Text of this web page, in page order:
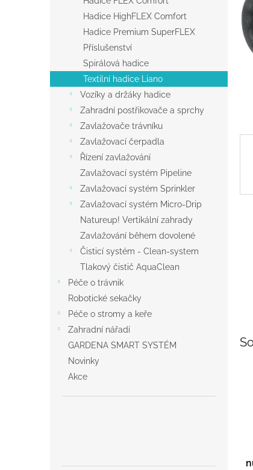
Hadice HighFLEX Comfort
Hadice Premium SuperFLEX
Příslušenství
Spirálová hadice
Textilní hadice Liano
Vozíky a držáky hadice
Zahradní postřikovače a sprchy
Zavlažovače trávníku
Zavlažovací čerpadla
Řízení zavlažování
Zavlažovací systém Pipeline
Zavlažovací systém Sprinkler
Zavlažovací systém Micro-Drip
Natureup! Vertikální zahrady
Zavlažování během dovolené
Čisticí systém - Clean-system
Tlakový čistič AquaClean
Péče o trávnik
Robotické sekačky
Péče o stromy a keře
Zahradní nářadí
GARDENA SMART SYSTÉM
Novinky
Akce